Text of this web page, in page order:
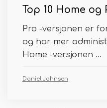
Top 10 Home og
Pro -versjonen er
og har mer
Home -versjonen ...
Daniel Johnsen